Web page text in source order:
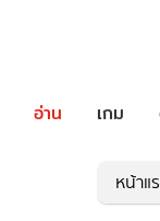
อ่าน เกม
หน้าแ